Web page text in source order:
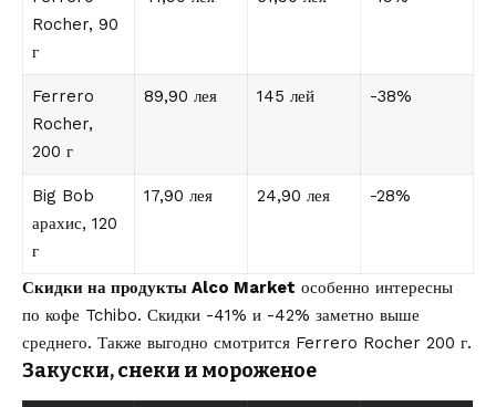
Rocher, 90
г
Ferrero
Rocher,
200 г
89,90 лея 145 лей -38%
Big Bob
арахис, 120
г
17,90 лея 24,90 лея -28%
Скидки на продукты Alco Market особенно интересны
по кофе Tchibo. Скидки -41% и -42% заметно выше
среднего. Также выгодно смотрится Ferrero Rocher 200 г.
Закуски, снеки и мороженое